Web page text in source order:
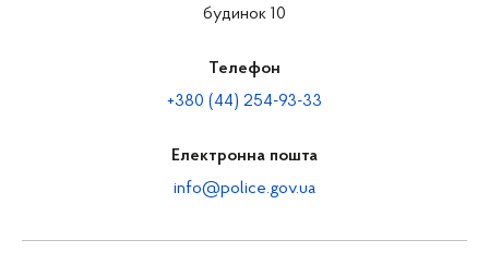
будинок 10
Телефон
+380 (44) 254-93-33
Електронна пошта
info@police.gov.ua